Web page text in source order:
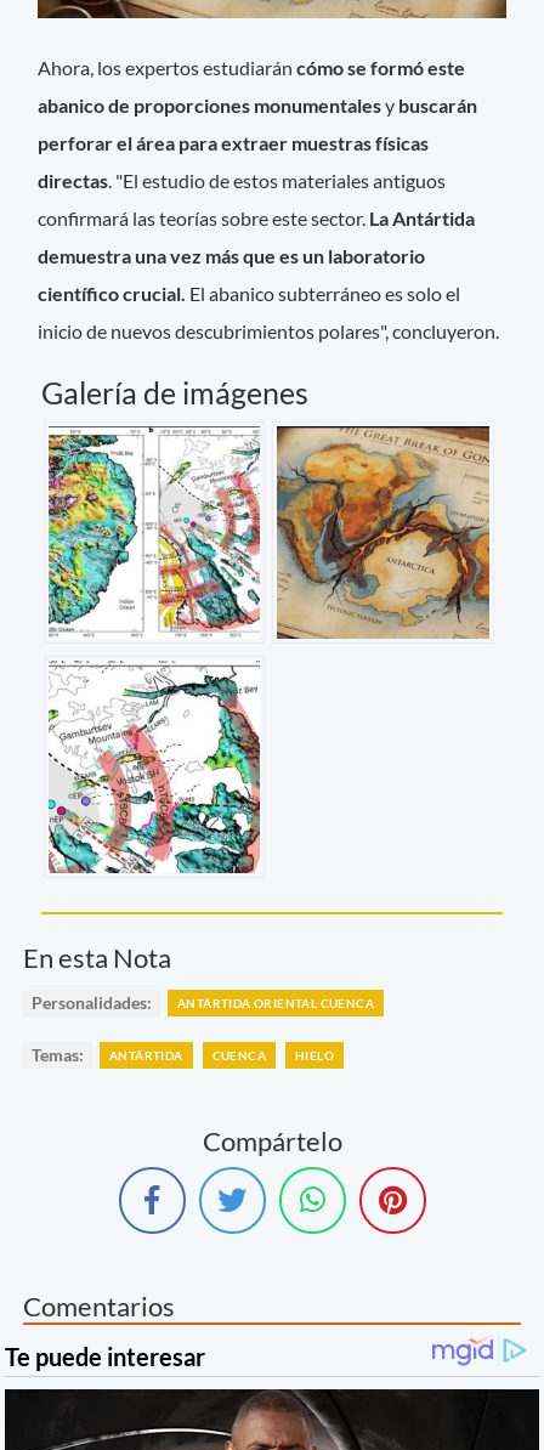
Ahora, los expertos estudiarán cómo se formó este
abanico de proporciones monumentalesy buscarán
perforar el área para extraer muestras físicas
directas . "El estudio de estos materiales antiguos
confirmará las teorías sobre este sector. La Antártida
demuestra una vez más que es un laboratorio
científico crucial. El abanico subterráneo es solo el
inicio de nuevos descubrimientos polares", concluyeron.
Galería de imágenes
En esta Nota
Personalidades: ANTÁRTIDA ORIENTAL CUENCA
Temas: ANTÁRTIDA CUENCA HIELO
Compártelo
Comentarios